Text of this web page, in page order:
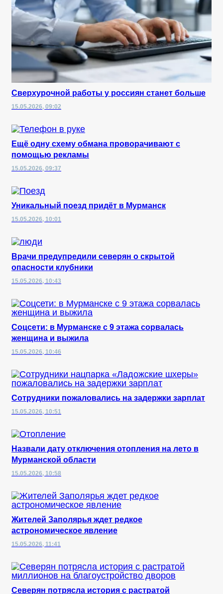
Сверхурочной работы у россиян станет больше
15.05.2026, 09:02
Ещё одну схему обмана проворачивают с
помощью рекламы
15.05.2026, 09:37
Уникальный поезд придёт в Мурманск
15.05.2026, 10:01
Врачи предупредили северян о скрытой
опасности клубники
15.05.2026, 10:43
Соцсети: в Мурманске с 9 этажа сорвалась
женщина и выжила
15.05.2026, 10:46
Сотрудники пожаловались на задержки зарплат
15.05.2026, 10:51
Назвали дату отключения отопления на лето в
Мурманской области
15.05.2026, 10:58
Жителей Заполярья ждет редкое
астрономическое явление
15.05.2026, 11:41
Северян потрясла история с растратой